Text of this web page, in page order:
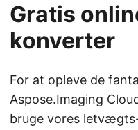
Gratis
konverter
For at opleve de
Aspose.Imaging
bruge vores